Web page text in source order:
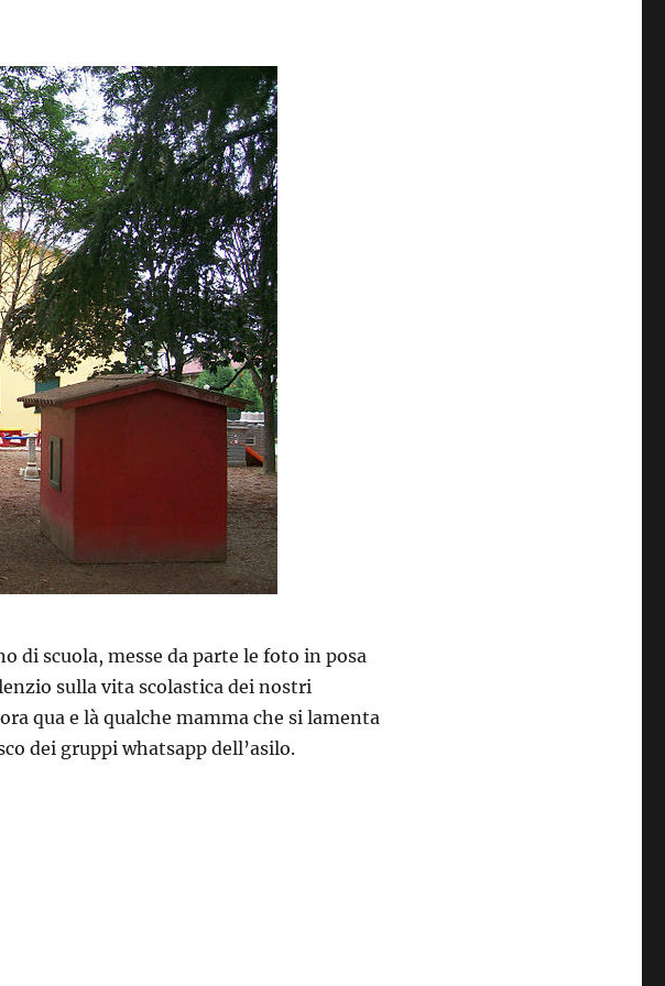
di scuola, messe da parte le foto in posa
sulla vita scolastica dei nostri
qua e là qualche mamma che si lamenta
dei gruppi whatsapp dell’asilo.